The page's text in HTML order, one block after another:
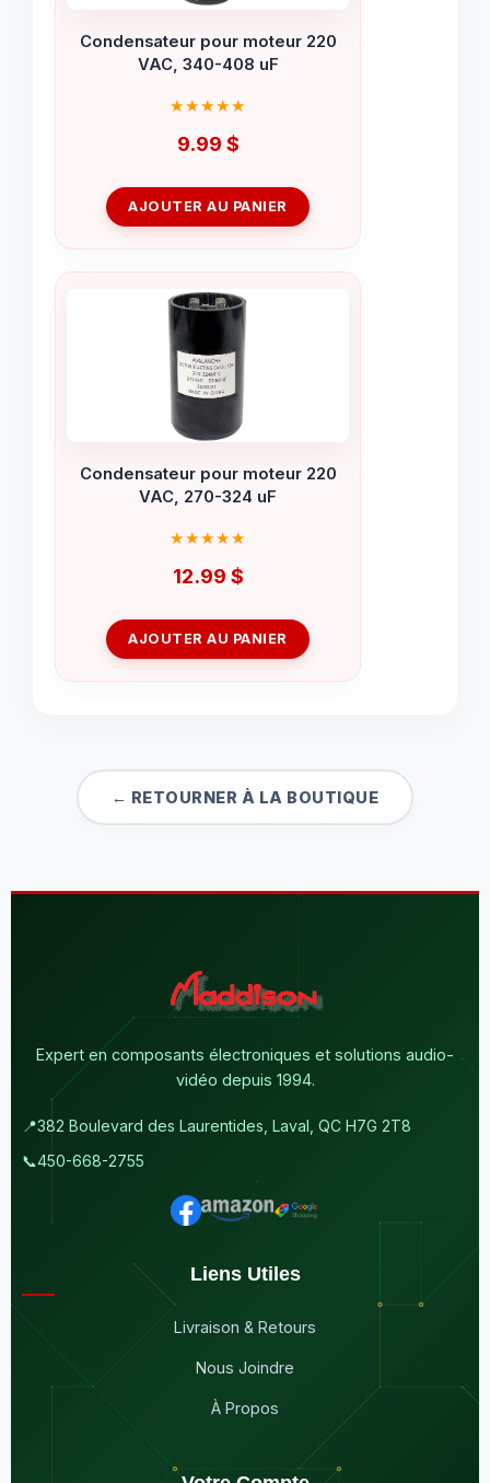
Condensateur pour moteur 220
VAC, 340-408 uF
9.99 $
AJOUTER AU PANIER
Condensateur pour moteur 220
VAC, 270-324 uF
12.99 $
AJOUTER AU PANIER
← RETOURNER À LA BOUTIQUE
Expert en composants électroniques et solutions audio-
vidéo depuis 1994.
📍382 Boulevard des Laurentides, Laval, QC H7G 2T8
📞450-668-2755
Liens Utiles
Livraison & Retours
Nous Joindre
À Propos